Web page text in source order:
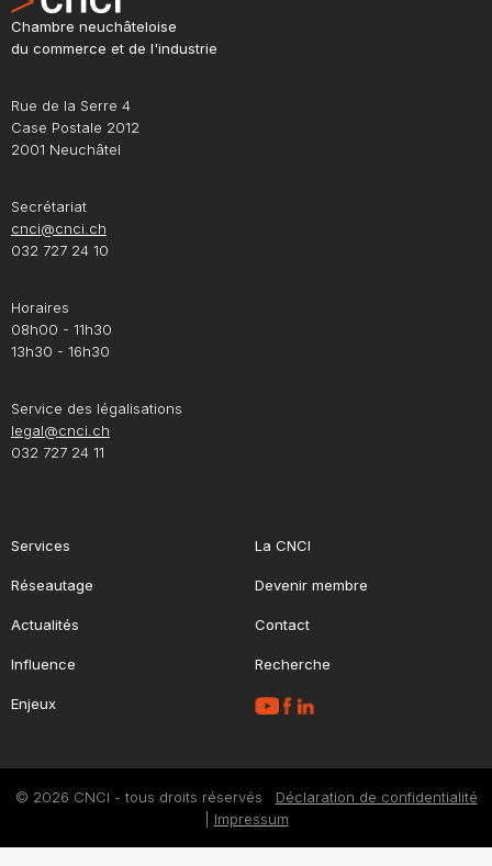
Chambre neuchâteloise
du commerce et de l'industrie
Rue de la Serre 4
Case Postale 2012
2001 Neuchâtel
Secrétariat
cnci@cnci.ch
032 727 24 10
Horaires
08h00 - 11h30
13h30 - 16h30
Service des légalisations
legal@cnci.ch
032 727 24 11
Services
Réseautage
Actualités
Influence
Enjeux
La CNCI
Devenir membre
Contact
Recherche
© 2026 CNCI - tous droits réservés Déclaration de confidentialité
Impressum